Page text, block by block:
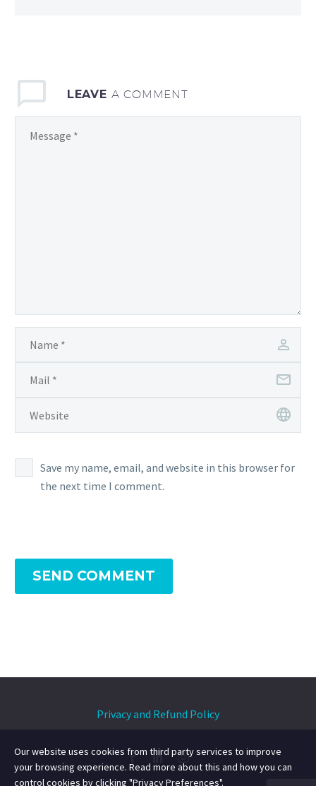
LEAVE A COMMENT
Save my name, email, and website in this browser for
the next time I comment.
SEND COMMENT
Privacy and Refund Policy
Our website uses cookies from third party services to improve
your browsing experience. Read more about this and how you can
control cookies by clicking "Privacy Preferences".